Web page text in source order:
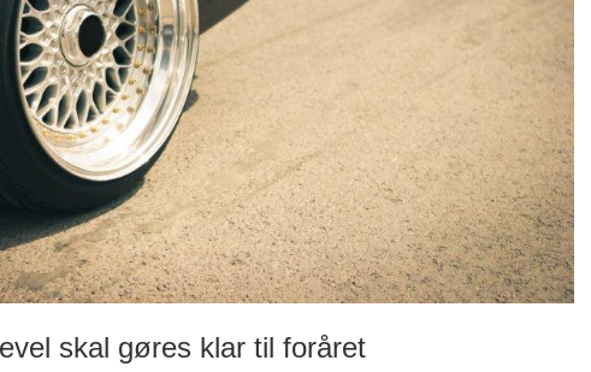
skal gøres klar til foråret